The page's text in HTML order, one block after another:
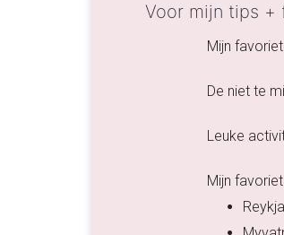
Voor mijn tips +
Mijn
De niet te
Leuke
Mijn